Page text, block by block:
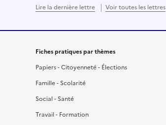
Lire la dernière lettre Voir toutes les lettres
Fiches pratiques par thèmes
Papiers - Citoyenneté - Élections
Famille - Scolarité
Social - Santé
Travail - Formation